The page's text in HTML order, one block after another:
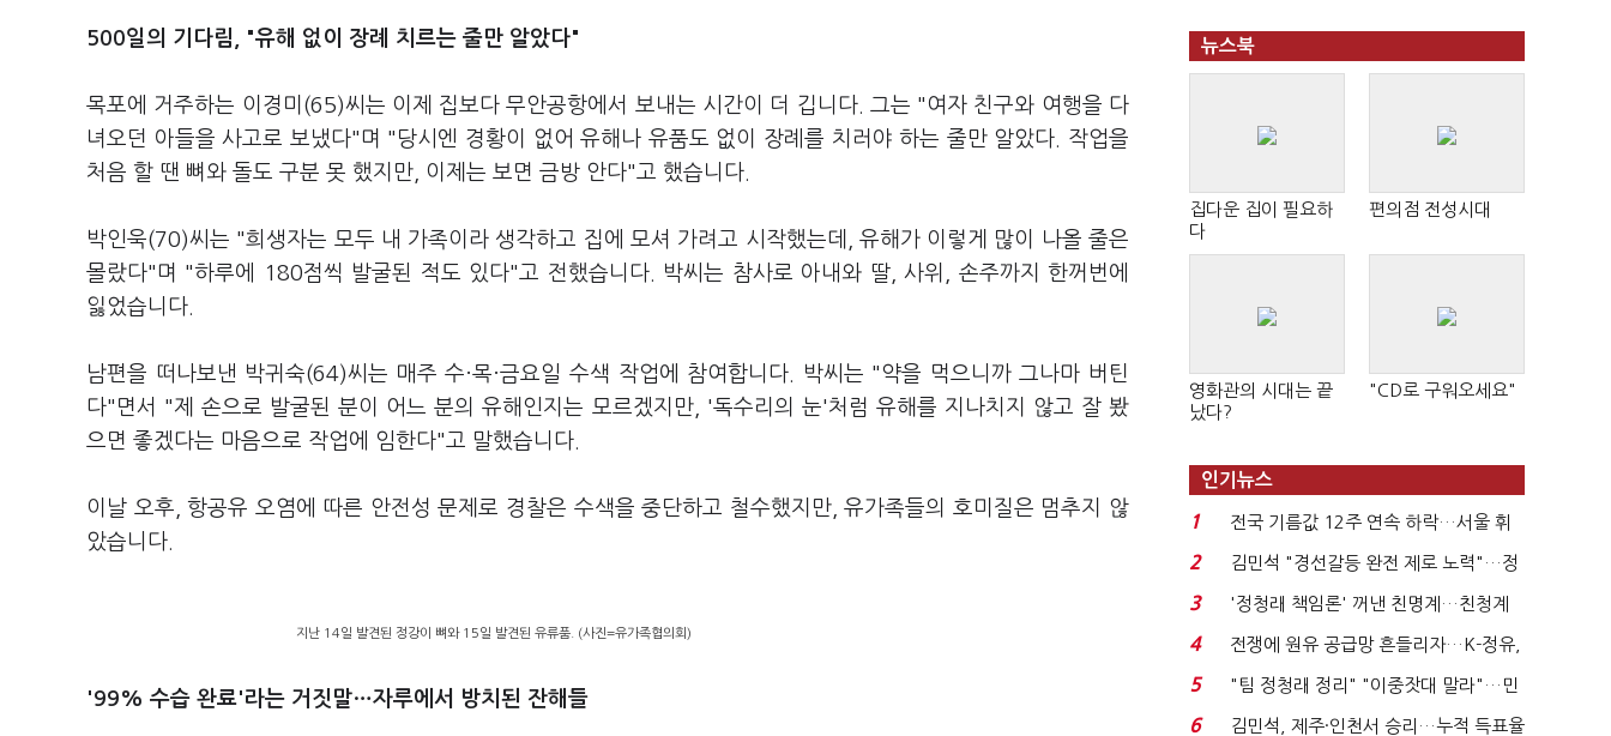
500일의 기다림, "유해 없이 장례 치르는 줄만 알았다"
목포에 거주하는 이경미(65)씨는 이제 집보다 무안공항에서 보내는 시간이 더 깁니다. 그는 "여자 친구와 여행을 다
녀오던 아들을 사고로 보냈다"며 "당시엔 경황이 없어 유해나 유품도 없이 장례를 치러야 하는 줄만 알았다. 작업을
처음 할 땐 뼈와 돌도 구분 못 했지만, 이제는 보면 금방 안다"고 했습니다.
박인욱(70)씨는 "희생자는 모두 내 가족이라 생각하고 집에 모셔 가려고 시작했는데, 유해가 이렇게 많이 나올 줄은
몰랐다"며 "하루에 180점씩 발굴된 적도 있다"고 전했습니다. 박씨는 참사로 아내와 딸, 사위, 손주까지 한꺼번에
잃었습니다.
남편을 떠나보낸 박귀숙(64)씨는 매주 수·목·금요일 수색 작업에 참여합니다. 박씨는 "약을 먹으니까 그나마 버틴
다"면서 "제 손으로 발굴된 분이 어느 분의 유해인지는 모르겠지만, '독수리의 눈'처럼 유해를 지나치지 않고 잘 봤
으면 좋겠다는 마음으로 작업에 임한다"고 말했습니다.
이날 오후, 항공유 오염에 따른 안전성 문제로 경찰은 수색을 중단하고 철수했지만, 유가족들의 호미질은 멈추지 않
았습니다.
지난 14일 발견된 정강이 뼈와 15일 발견된 유류품. (사진=유가족협의회)
'99% 수습 완료'라는 거짓말…자루에서 방치된 잔해들
뉴스북
집다운 집이 필요하
다
편의점 전성시대
영화관의 시대는 끝
났다?
"CD로 구워오세요"
인기뉴스
1
전국 기름값 12주 연속 하락…서울 휘
발윳값 1909원...
2
김민석 "경선갈등 완전 제로 노력"…정
청래 "반명 공세 사...
3
'정청래 책임론' 꺼낸 친명계…친청계
는 추가투표 때리기...
4
전쟁에 원유 공급망 흔들리자…K-정유,
에너지안보 핵심...
5
"팀 정청래 정리" "이중잣대 말라"…민
주 최고위원 계파 다...
6
김민석, 제주·인천서 승리…누적 득표율